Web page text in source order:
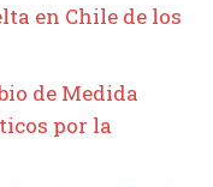
en Chile de los
de Medida
por la